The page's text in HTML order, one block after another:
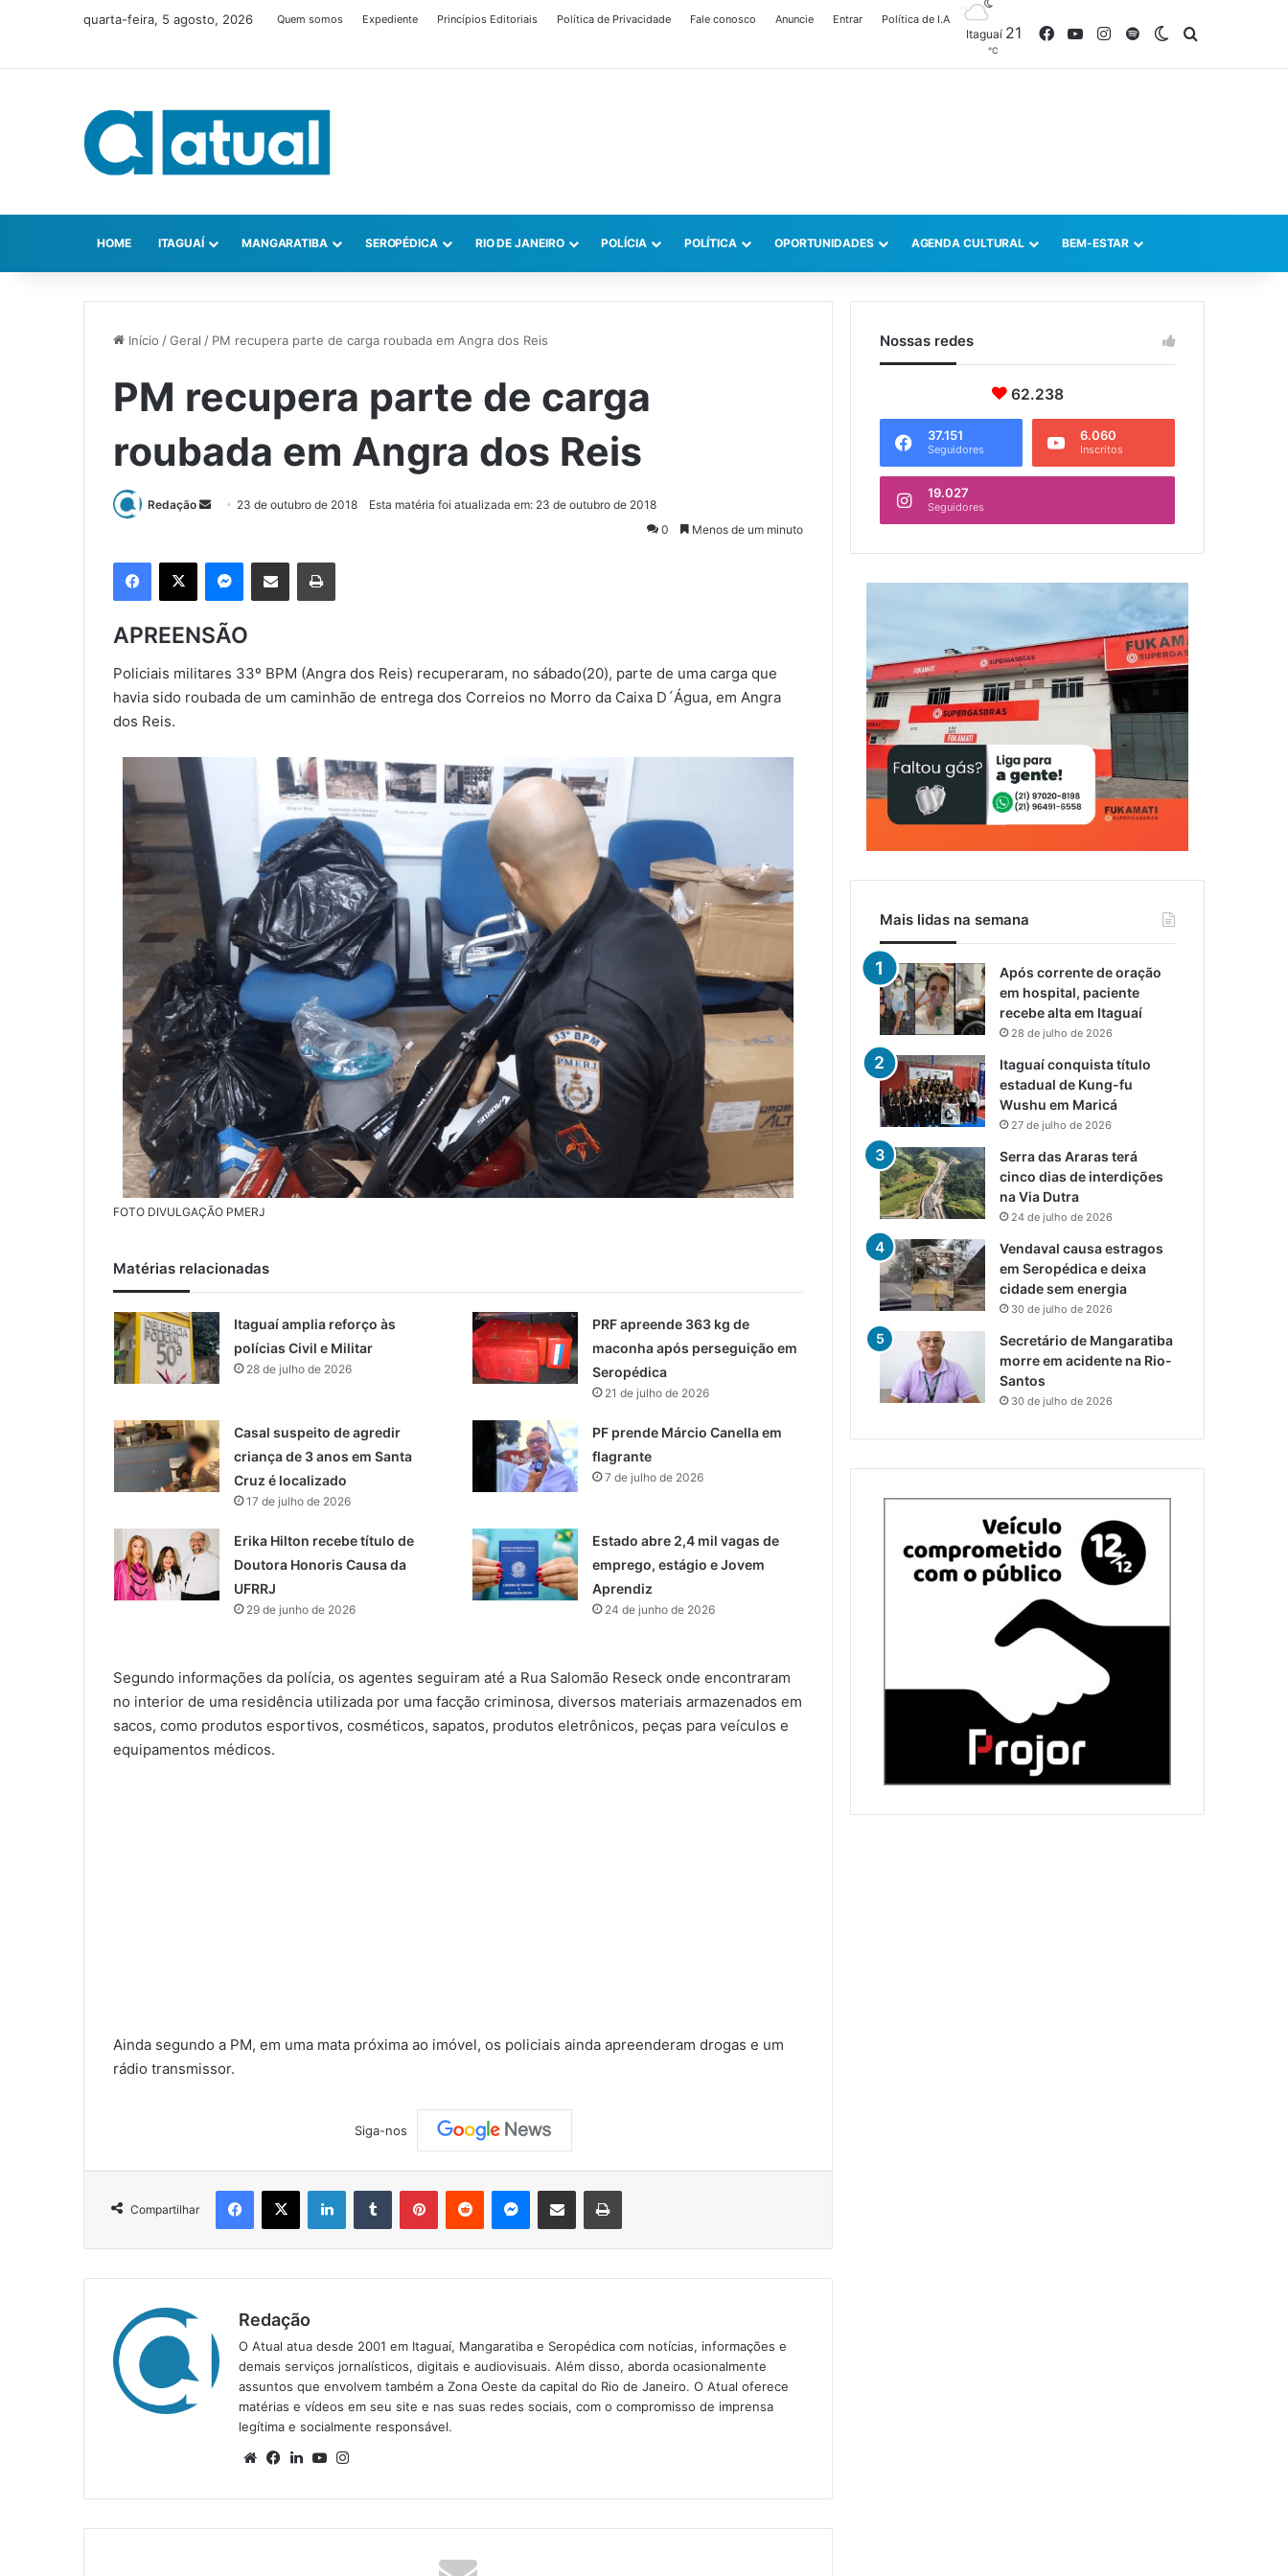
quarta-feira, 5 agosto, 2026 Quem somos Expediente Princípios Editoriais Política de Privacidade Fale conosco Anuncie Entrar Política de I.A
Itaguaí 21
℃
FacebookYouTubeInstagram
SpotifySwitch skin
HOME ITAGUAÍ MANGARATIBA SEROPÉDICA RIO DE JANEIRO POLÍCIA POLÍTICA OPORTUNIDADES AGENDA CULTURAL BEM-ESTAR
Início /Geral / PM recupera parte de carga roubada em Angra dos Reis
PM recupera parte de carga
roubada em Angra dos Reis
Redação
m
i
23 de outubro de 2018
Esta matéria foi atualizada em: 23 de outubro de 2018
0
Menos de um minuto
APREENSÃO
Policiais militares 33º BPM (Angra dos Reis) recuperaram, no sábado(20), parte de uma carga que
havia sido roubada de um caminhão de entrega dos Correios no Morro da Caixa D´Água, em Angra
dos Reis.
FOTO DIVULGAÇÃO PMERJ
Matérias relacionadas
Itaguaí amplia reforço às
polícias Civil e Militar
28 de julho de 2026
PRF apreende 363 kg de
maconha após perseguição em
Seropédica
21 de julho de 2026
Casal suspeito de agredir
criança de 3 anos em Santa
Cruz é localizado
17 de julho de 2026
PF prende Márcio Canella em
flagrante
7 de julho de 2026
Erika Hilton recebe título de
Doutora Honoris Causa da
UFRRJ
29 de junho de 2026
Estado abre 2,4 mil vagas de
emprego, estágio e Jovem
Aprendiz
24 de junho de 2026
Segundo informações da polícia, os agentes seguiram até a Rua Salomão Reseck onde encontraram
no interior de uma residência utilizada por uma facção criminosa, diversos materiais armazenados em
sacos, como produtos esportivos, cosméticos, sapatos, produtos eletrônicos, peças para veículos e
equipamentos médicos.
Ainda segundo a PM, em uma mata próxima ao imóvel, os policiais ainda apreenderam drogas e um
rádio transmissor.
Siga-nos
Compartilhar
Redação
O Atual atua desde 2001 em Itaguaí, Mangaratiba e Seropédica com notícias, informações e
demais serviços jornalísticos, digitais e audiovisuais. Além disso, aborda ocasionalmente
assuntos que envolvem também a Zona Oeste da capital do Rio de Janeiro. O Atual oferece
matérias e vídeos em seu site e nas suas redes sociais, com o compromisso de imprensa
legítima e socialmente responsável.
We
te
Fa
bo
ok
Lin
din
Yo
ub
e
ra
m
Nossas redes
62.238
37.151
Seguidores
6.060
Inscritos
19.027
Seguidores
Mais lidas na semana
Após corrente de oração
em hospital, paciente
recebe alta em Itaguaí
28 de julho de 2026
Itaguaí conquista título
estadual de Kung-fu
Wushu em Maricá
27 de julho de 2026
Serra das Araras terá
cinco dias de interdições
na Via Dutra
24 de julho de 2026
Vendaval causa estragos
em Seropédica e deixa
cidade sem energia
30 de julho de 2026
Secretário de Mangaratiba
morre em acidente na Rio-
Santos
30 de julho de 2026